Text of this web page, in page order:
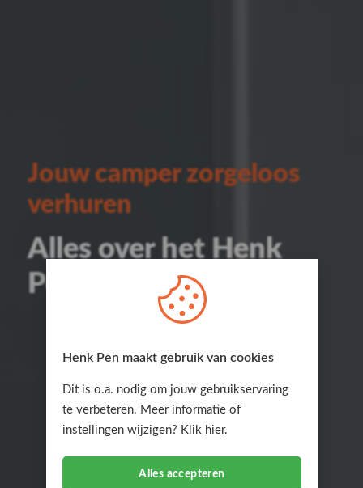
Henk Pen maakt gebruik van cookies
Dit is o.a. nodig om jouw gebruikservaring
te verbeteren. Meer informatie of
instellingen wijzigen? Klik hier.
Alles accepteren
Jouw camper zorgeloos
verhuren
Alles over het Henk
Pen verhuurkeurmerk